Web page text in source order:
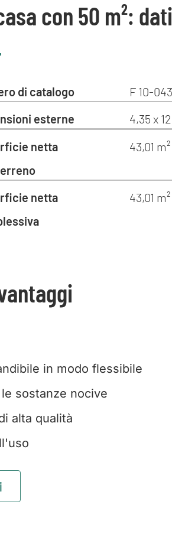
con 50 m²: dati
di catalogo
F 10-
esterne
4,35 x
netta
43,01 m²
netta
43,01 m²
in modo flessibile
sostanze nocive
alta qualità